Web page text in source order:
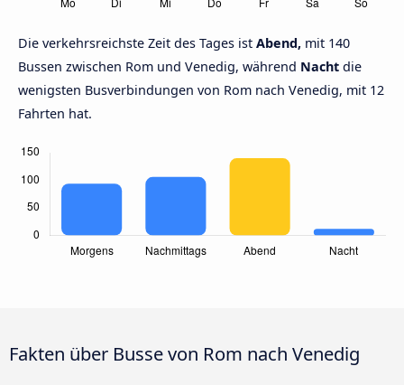
Die verkehrsreichste Zeit des Tages ist Abend, mit 140
Bussen zwischen Rom und Venedig, während Nacht die
wenigsten Busverbindungen von Rom nach Venedig, mit 12
Fahrten hat.
Fakten über Busse von Rom nach Venedig